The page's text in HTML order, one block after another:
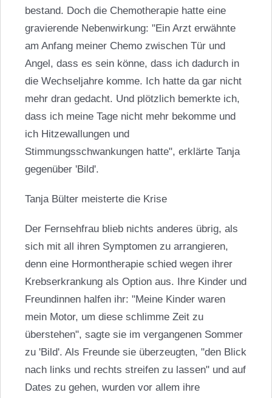
bestand. Doch die Chemotherapie hatte eine
gravierende Nebenwirkung: "Ein Arzt erwähnte
am Anfang meiner Chemo zwischen Tür und
Angel, dass es sein könne, dass ich dadurch in
die Wechseljahre komme. Ich hatte da gar nicht
mehr dran gedacht. Und plötzlich bemerkte ich,
dass ich meine Tage nicht mehr bekomme und
ich Hitzewallungen und
Stimmungsschwankungen hatte", erklärte Tanja
gegenüber 'Bild'.
Tanja Bülter meisterte die Krise
Der Fernsehfrau blieb nichts anderes übrig, als
sich mit all ihren Symptomen zu arrangieren,
denn eine Hormontherapie schied wegen ihrer
Krebserkrankung als Option aus. Ihre Kinder und
Freundinnen halfen ihr: "Meine Kinder waren
mein Motor, um diese schlimme Zeit zu
überstehen", sagte sie im vergangenen Sommer
zu 'Bild'. Als Freunde sie überzeugten, "den Blick
nach links und rechts streifen zu lassen" und auf
Dates zu gehen, wurden vor allem ihre